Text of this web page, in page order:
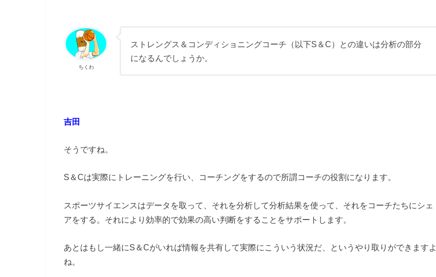
ちくわ
ストレングス＆コンディショニングコーチ（以下S＆C）との違いは分析の部分
になるんでしょうか。
吉田
そうですね。
S＆Cは実際にトレーニングを行い、コーチングをするので所謂コーチの役割になります。
スポーツサイエンスはデータを取って、それを分析して分析結果を使って、それをコーチたちにシェ
アをする。それにより効率的で効果の高い判断をすることをサポートします。
あとはもし一緒にS＆Cがいれば情報を共有して実際にこういう状況だ、というやり取りができますよ
ね。